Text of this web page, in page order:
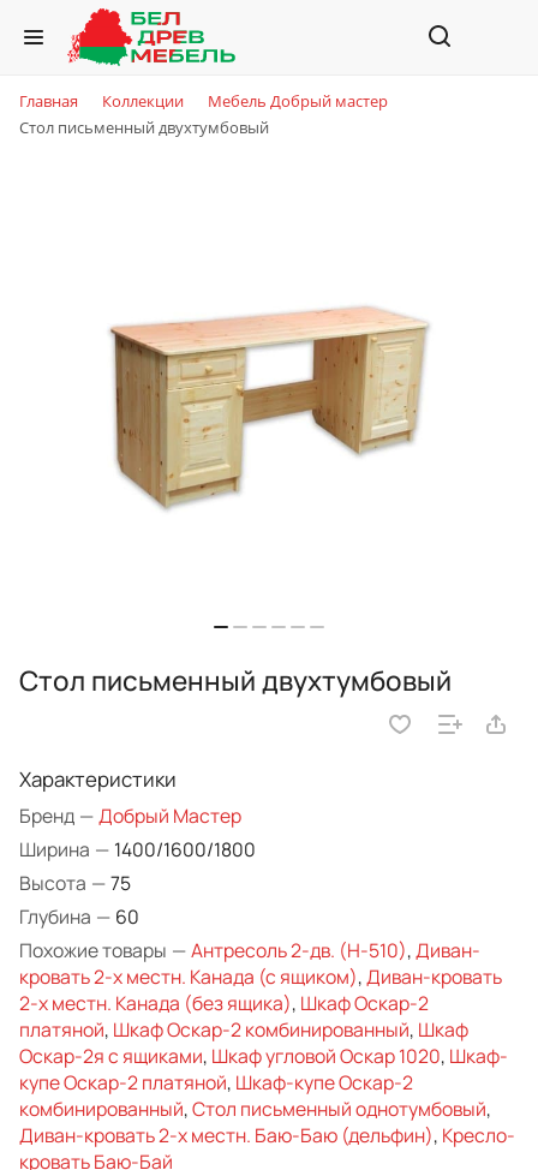
Главная Коллекции
Мебель Добрый мастер
Стол письменный двухтумбовый
Стол письменный двухтумбовый
Характеристики
Бренд —Добрый Мастер
Ширина — 1400/1600/1800
Высота —75
Глубина — 60
Похожие товары —Антресоль 2-дв. (Н-510),Диван-
кровать 2-х местн. Канада (с ящиком),Диван-кровать
2-х местн. Канада (без ящика), Шкаф Оскар-2
платяной, Шкаф Оскар-2 комбинированный, Шкаф
Оскар-2я с ящиками, Шкаф угловой Оскар 1020, Шкаф-
купе Оскар-2 платяной, Шкаф-купе Оскар-2
комбинированный,Стол письменный однотумбовый,
Диван-кровать 2-х местн. Баю-Баю (дельфин), Кресло-
кровать Баю-Бай